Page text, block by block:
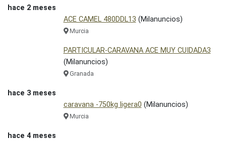
hace 2 meses
ACE CAMEL 480DDL13 (Milanuncios)
Murcia
PARTICULAR-CARAVANA ACE MUY CUIDADA3
(Milanuncios)
Granada
hace 3 meses
caravana -750kg ligera0 (Milanuncios)
Murcia
hace 4 meses